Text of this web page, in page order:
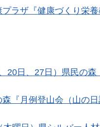
ラザ『健康づくり栄
20日、27日）県民の
『月例登山会（山の